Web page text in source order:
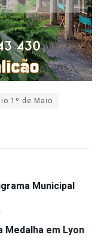
1º de Maio
Municipal
em Lyon